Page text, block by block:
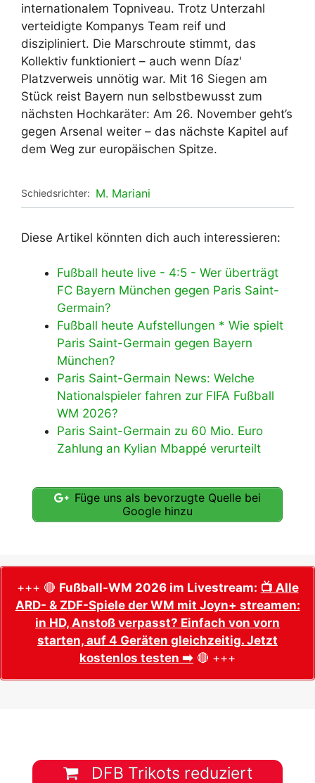
internationalem Topniveau. Trotz Unterzahl
verteidigte Kompanys Team reif und
diszipliniert. Die Marschroute stimmt, das
Kollektiv funktioniert – auch wenn Díaz'
Platzverweis unnötig war. Mit 16 Siegen am
Stück reist Bayern nun selbstbewusst zum
nächsten Hochkaräter: Am 26. November geht’s
gegen Arsenal weiter – das nächste Kapitel auf
dem Weg zur europäischen Spitze.
Schiedsrichter: M. Mariani
Diese Artikel könnten dich auch interessieren:
Fußball heute live - 4:5 - Wer überträgt
FC Bayern München gegen Paris Saint-
Germain?
Fußball heute Aufstellungen * Wie spielt
Paris Saint-Germain gegen Bayern
München?
Paris Saint-Germain News: Welche
Nationalspieler fahren zur FIFA Fußball
WM 2026?
Paris Saint-Germain zu 60 Mio. Euro
Zahlung an Kylian Mbappé verurteilt
Füge uns als bevorzugte Quelle bei
Google hinzu
+++ 🔴 Fußball-WM 2026 im Livestream: 📺 Alle
ARD- & ZDF-Spiele der WM mit Joyn+ streamen:
in HD, Anstoß verpasst? Einfach von vorn
starten, auf 4 Geräten gleichzeitig. Jetzt
kostenlos testen ➡️ 🔴 +++
DFB Trikots reduziert